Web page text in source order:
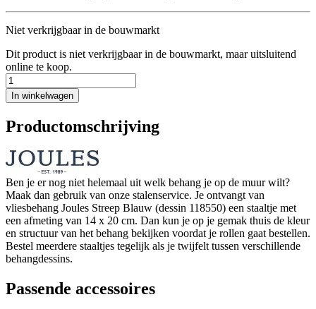
Niet verkrijgbaar in de bouwmarkt
Dit product is niet verkrijgbaar in de bouwmarkt, maar uitsluitend
online te koop.
In winkelwagen
Productomschrijving
Ben je er nog niet helemaal uit welk behang je op de muur wilt?
Maak dan gebruik van onze stalenservice. Je ontvangt van
vliesbehang Joules Streep Blauw (dessin 118550) een staaltje met
een afmeting van 14 x 20 cm. Dan kun je op je gemak thuis de kleur
en structuur van het behang bekijken voordat je rollen gaat bestellen.
Bestel meerdere staaltjes tegelijk als je twijfelt tussen verschillende
behangdessins.
Passende accessoires